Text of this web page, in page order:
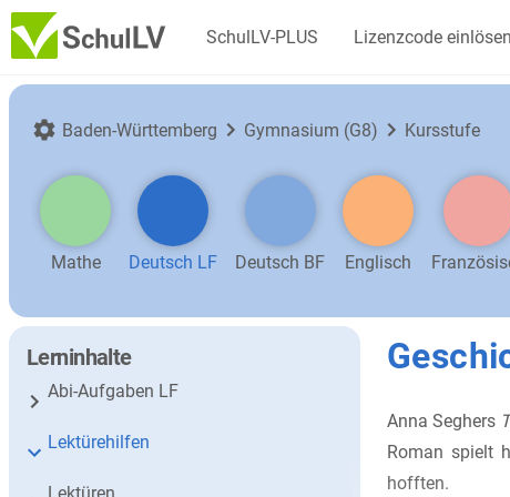
SchulLV-PLUS Lizenzcode einlösen
Baden-Württemberg Gymnasium (G8) Kursstufe
Mathe Deutsch LF Deutsch BF Englisch
Lerninhalte
Abi-Aufgaben LF
Lektürehilfen
Anna Seghers
Roman spielt
hofften.